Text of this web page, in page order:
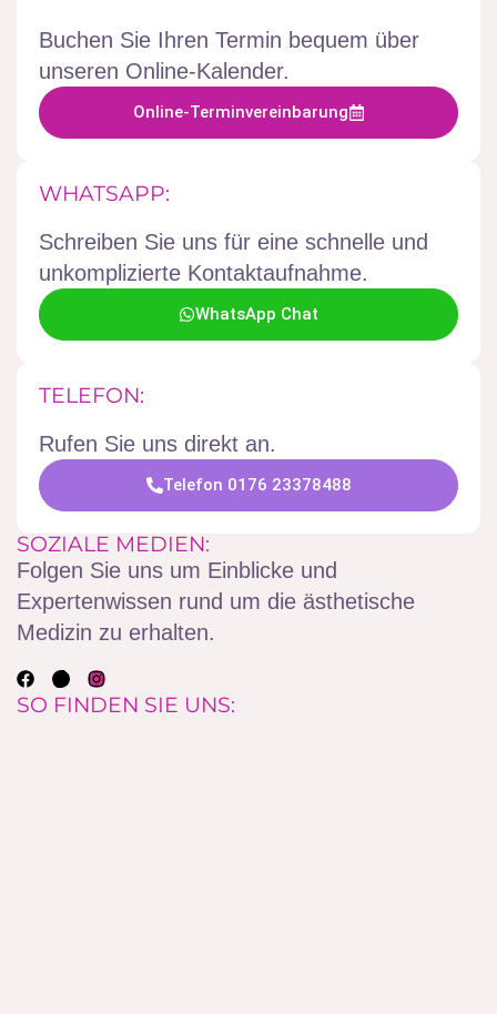
Buchen Sie Ihren Termin bequem über
unseren Online-Kalender.
Online-Terminvereinbarung
WHATSAPP:
Schreiben Sie uns für eine schnelle und
unkomplizierte Kontaktaufnahme.
WhatsApp Chat
TELEFON:
Rufen Sie uns direkt an.
Telefon 0176 23378488
SOZIALE MEDIEN:
Folgen Sie uns um Einblicke und
Expertenwissen rund um die ästhetische
Medizin zu erhalten.
SO FINDEN SIE UNS: